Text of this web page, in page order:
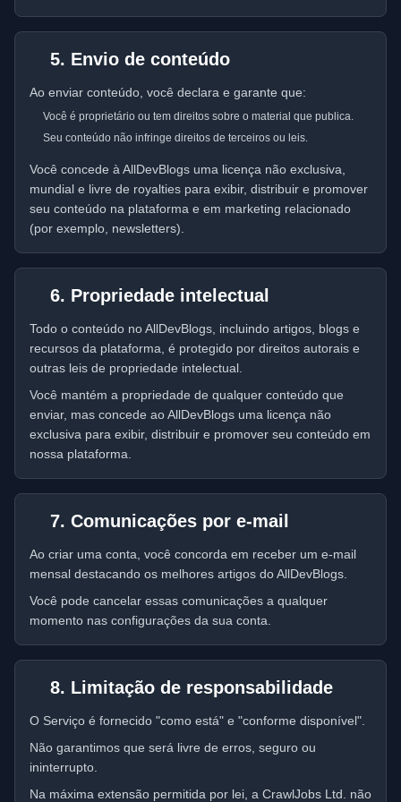
5. Envio de conteúdo
Ao enviar conteúdo, você declara e garante que:
Você é proprietário ou tem direitos sobre o material que publica.
Seu conteúdo não infringe direitos de terceiros ou leis.
Você concede à AllDevBlogs uma licença não exclusiva,
mundial e livre de royalties para exibir, distribuir e promover
seu conteúdo na plataforma e em marketing relacionado
(por exemplo, newsletters).
6. Propriedade intelectual
Todo o conteúdo no AllDevBlogs, incluindo artigos, blogs e
recursos da plataforma, é protegido por direitos autorais e
outras leis de propriedade intelectual.
Você mantém a propriedade de qualquer conteúdo que
enviar, mas concede ao AllDevBlogs uma licença não
exclusiva para exibir, distribuir e promover seu conteúdo em
nossa plataforma.
7. Comunicações por e-mail
Ao criar uma conta, você concorda em receber um e-mail
mensal destacando os melhores artigos do AllDevBlogs.
Você pode cancelar essas comunicações a qualquer
momento nas configurações da sua conta.
8. Limitação de responsabilidade
O Serviço é fornecido "como está" e "conforme disponível".
Não garantimos que será livre de erros, seguro ou
ininterrupto.
Na máxima extensão permitida por lei, a CrawlJobs Ltd. não